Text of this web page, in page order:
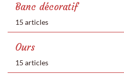
Banc décoratif
15 articles
Ours
15 articles